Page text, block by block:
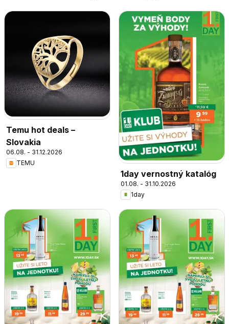
Temu hot deals –
Slovakia
06.08. - 31.12.2026
TEMU
1day vernostný katalóg
01.08. - 31.10.2026
1day